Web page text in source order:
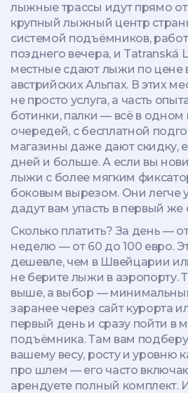
лыжные трассы идут прямо от
крупный лыжный центр
системой подъёмников,
позднего вечера, и Tatranská
местные сдают лыжи по цене
австрийских Альпах. В этих
не просто услуга, а часть
ботинки, палки — всё в одном
очередей, с бесплатной
магазины даже дают скидку,
дней и больше. А если вы
лыжи с более мягким
боковым вырезом. Они легче
дадут вам упасть в первый же
Сколько платить? За день —
неделю — от 60 до 100 евро.
дешевле, чем в Швейцарии
не берите лыжи в аэропорту.
выше, а выбор —
заранее через сайт курорта
первый день и сразу пойти в
подъёмника. Там вам
вашему весу, росту и уровню
про шлем — его часто
арендуете полный комплект.